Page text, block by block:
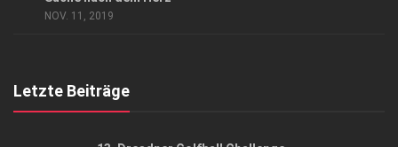
NOV. 11, 2019
Letzte Beiträge